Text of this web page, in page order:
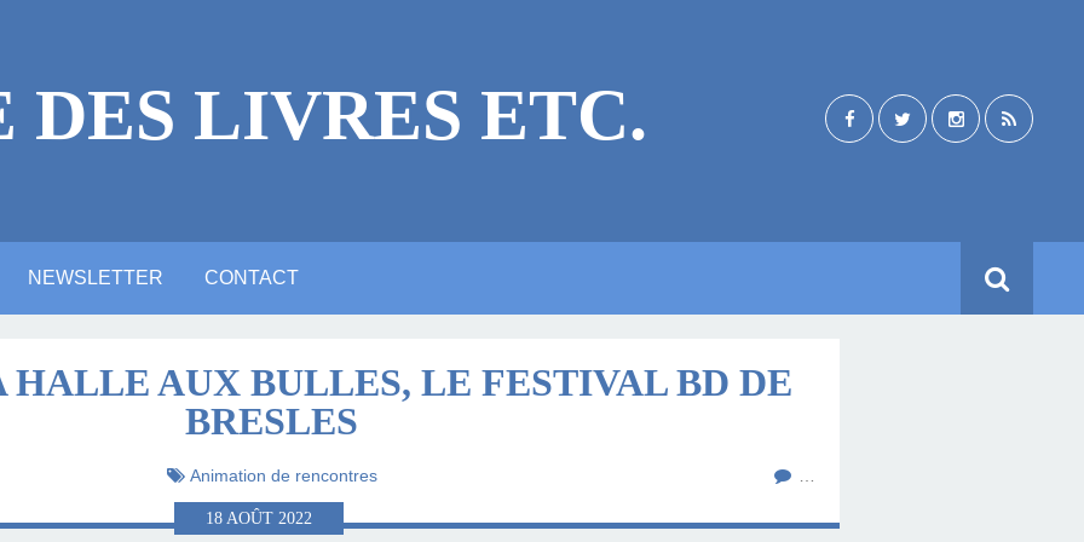
DES LIVRES ETC.
NEWSLETTER CONTACT
AUX BULLES, LE FESTIVAL BD DE
BRESLES
Animation de rencontres …
18 AOÛT 2022